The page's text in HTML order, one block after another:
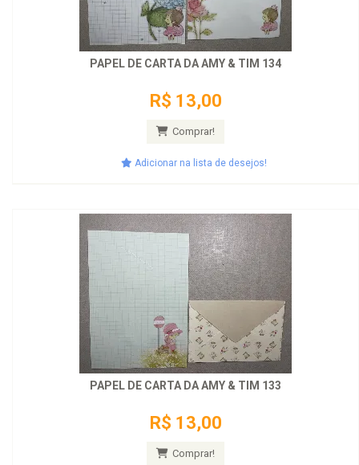
PAPEL DE CARTA DA AMY & TIM 134
R$ 13,00
Comprar!
Adicionar na lista de desejos!
PAPEL DE CARTA DA AMY & TIM 133
R$ 13,00
Comprar!